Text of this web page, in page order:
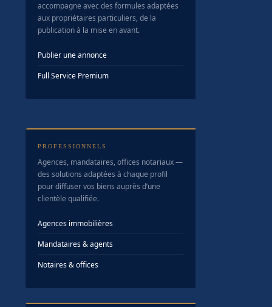
accompagne avec des formules adaptées
aux propriétaires particuliers, de la
publication à la mise en avant.
Publier une annonce
Full Service Premium
PROFESSIONNELS
Agences, mandataires, offices notariaux —
des solutions adaptées à chaque profil
pour diffuser vos biens auprès d’une
clientèle qualifiée.
Agences immobilières
Mandataires & agents
Notaires & offices